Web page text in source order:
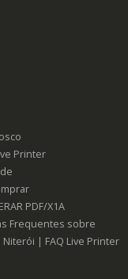
Printer
PDF/X1A
Frequentes sobre
Niterói | FAQ Live Printer